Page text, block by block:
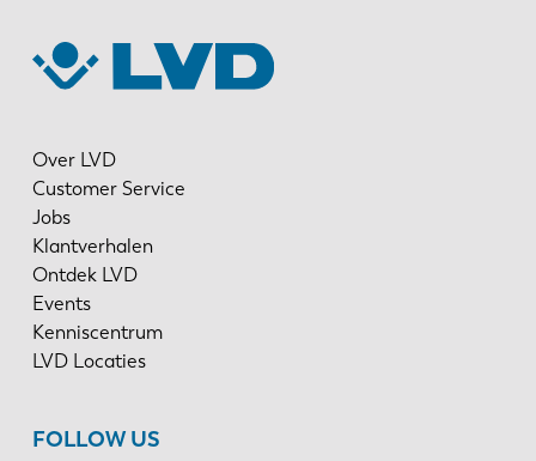
Over LVD
Customer Service
Jobs
Klantverhalen
Ontdek LVD
Events
Kenniscentrum
LVD Locaties
FOLLOW US